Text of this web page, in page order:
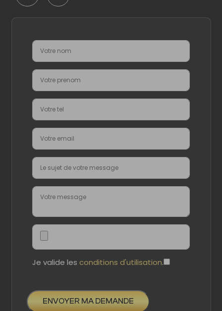
Je valide les conditions d'utilisation.
ENVOYER MA DEMANDE